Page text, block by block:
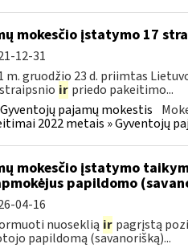
mokesčio įstatymo 17
12-31
m. gruodžio 23 d. priimtas
ir priedo pakeitimo...
Gyventojų pajamų mokestis
2022 metais » Gyventojų
mokesčio įstatymo
papildomo
04-16
nuoseklią ir pagrįstą
papildomą (savanorišką)...